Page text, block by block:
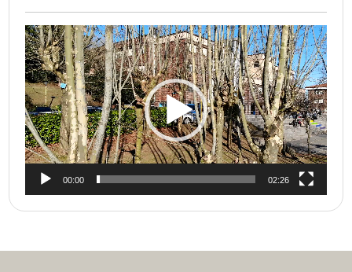
Video
Player
00:00 02:26